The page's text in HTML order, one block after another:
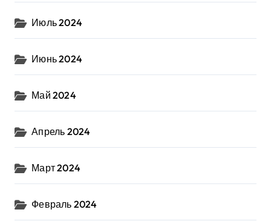
Июль 2024
Июнь 2024
Май 2024
Апрель 2024
Март 2024
Февраль 2024